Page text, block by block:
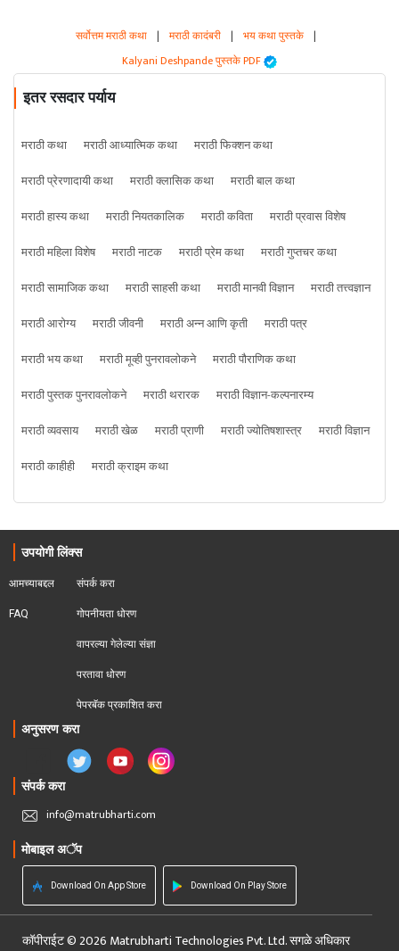
सर्वोत्तम मराठी कथा | मराठी कादंबरी | भय कथा पुस्तके |
Kalyani Deshpande पुस्तके PDF
इतर रसदार पर्याय
मराठी कथा मराठी आध्यात्मिक कथा
मराठी फिक्शन कथा
मराठी प्रेरणादायी कथा
मराठी क्लासिक कथा
मराठी बाल कथा
मराठी हास्य कथा
मराठी नियतकालिक मराठी कविता
मराठी प्रवास विशेष
मराठी महिला विशेष
मराठी नाटक मराठी प्रेम कथा
मराठी गुप्तचर कथा
मराठी सामाजिक कथा
मराठी साहसी कथा मराठी मानवी विज्ञान
मराठी तत्त्वज्ञान
मराठी आरोग्य
मराठी जीवनी मराठी अन्न आणि कृती
मराठी पत्र
मराठी भय कथा
मराठी मूव्ही पुनरावलोकने
मराठी पौराणिक कथा
मराठी पुस्तक पुनरावलोकने
मराठी थरारक
मराठी विज्ञान-कल्पनारम्य
मराठी व्यवसाय
मराठी खेळ मराठी प्राणी मराठी ज्योतिषशास्त्र
मराठी विज्ञान
मराठी काहीही
मराठी क्राइम कथा
उपयोगी लिंक्स
आमच्याबद्दल
FAQ
संपर्क करा
गोपनीयता धोरण
वापरल्या गेलेल्या संज्ञा
परतावा धोरण
पेपरबॅक प्रकाशित करा
अनुसरण करा
संपर्क करा
info@matrubharti.com
मोबाइल अॅप
Download On App Store Download On Play Store
कॉपीराईट © 2026 Matrubharti Technologies Pvt. Ltd. सगळे अधिकार